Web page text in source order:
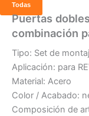
Todas
Puertas
combinación
Tipo: Set de
Aplicación: para
Material: Acero
Color / Acabado:
Composición de
Puertas
dobles,
Set
de
montaje
(Juego),
combinación
para
dos